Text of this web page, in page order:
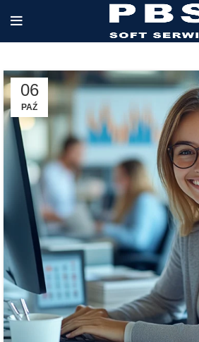
06
PAŹ